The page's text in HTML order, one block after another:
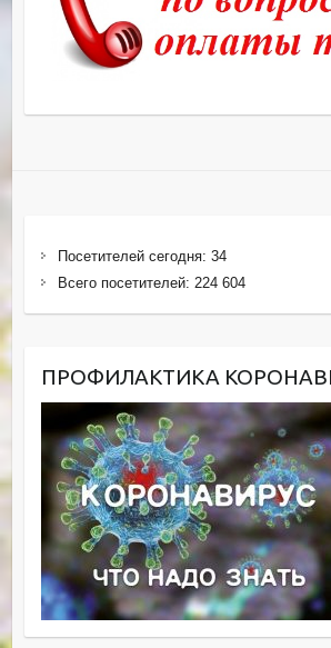
Посетителей сегодня: 34
Всего посетителей: 224 604
ПРОФИЛАКТИКА